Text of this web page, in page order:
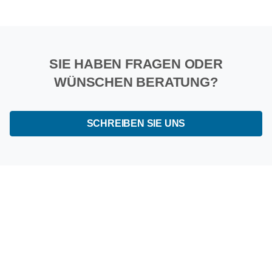
SIE HABEN FRAGEN ODER
WÜNSCHEN BERATUNG?
SCHREIBEN SIE UNS